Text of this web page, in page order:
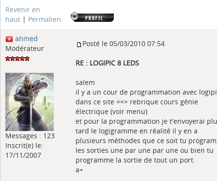
Revenir en
haut | Permalien
ahmed
Modérateur
Messages : 123
Inscrit(e) le:
17/11/2007
Posté le 05/03/2010 07:54
RE : LOGIPIC 8 LEDS
salem
il y a un cour de programmation avec
dans ce site ==> rebrique cours génie
électrique (voir menu)
et pour la programmation je t'envoyerai
tard le logigramme en réalité il y en a
plusieurs méthodes que ce soit tu
les sorties une par une par une ou bien tu
programme la sortie de tout un port.
a+